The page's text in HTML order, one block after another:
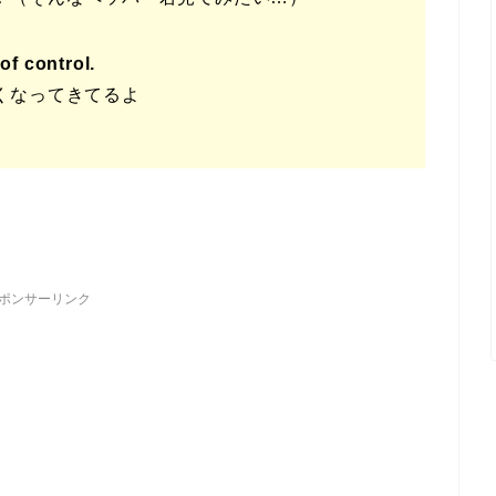
control.
ってきてるよ
ンサーリンク